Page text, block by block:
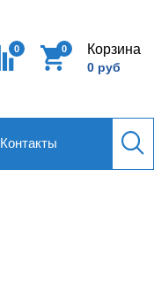
0 0 Корзина
0 руб
Контакты